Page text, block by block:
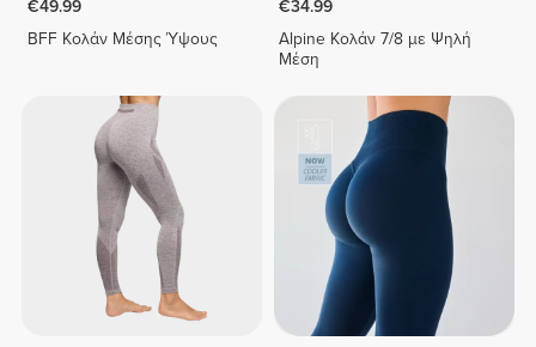
€49.99
BFF Κολάν Μέσης Ύψους
€34.99
Alpine Κολάν 7/8 με Ψηλή
Μέση